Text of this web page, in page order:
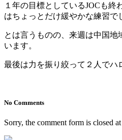
１年の目標としているJOCも終
はちょっとだけ緩やかな練習で
とは言うものの、来週は中国地
います。
最後は力を振り絞って２人でハ
No Comments
Sorry, the comment form is closed